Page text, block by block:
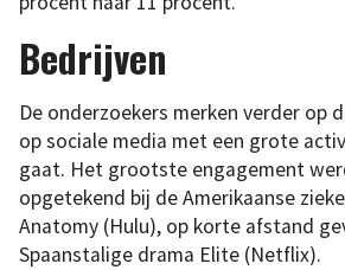
Bedrijven
De onderzoekers merken verder op
op sociale media met een grote
gaat. Het grootste engagement
opgetekend bij de Amerikaanse
Anatomy (Hulu), op korte afstand
Spaanstalige drama Elite (Netflix).